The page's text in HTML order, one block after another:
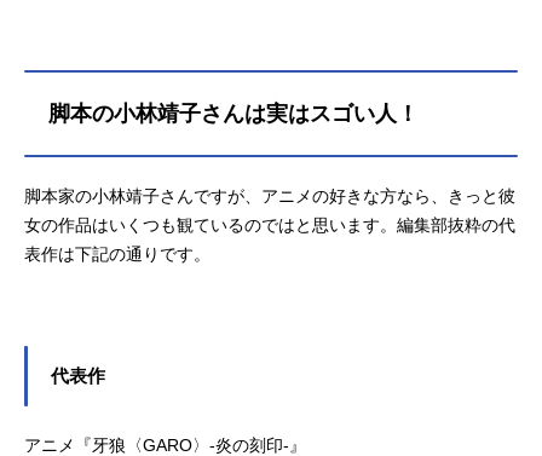
脚本の小林靖子さんは実はスゴい人！
脚本家の小林靖子さんですが、アニメの好きな方なら、きっと彼
女の作品はいくつも観ているのではと思います。編集部抜粋の代
表作は下記の通りです。
代表作
アニメ『牙狼〈GARO〉-炎の刻印-』